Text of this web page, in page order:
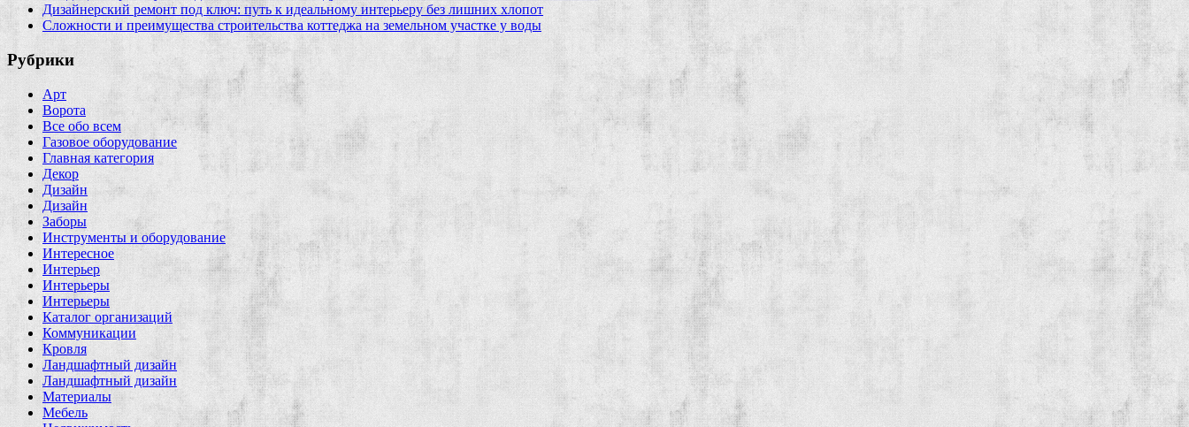
Дизайнерский ремонт под ключ: путь к идеальному интерьеру без лишних хлопот
Сложности и преимущества строительства коттеджа на земельном участке у воды
Рубрики
Арт
Ворота
Все обо всем
Газовое оборудование
Главная категория
Декор
Дизайн
Дизайн
Заборы
Инструменты и оборудование
Интересное
Интерьер
Интерьеры
Интерьеры
Каталог организаций
Коммуникации
Кровля
Ландшафтный дизайн
Ландшафтный дизайн
Материалы
Мебель